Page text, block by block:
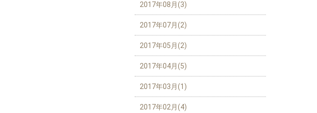
2017年08月(3)
2017年07月(2)
2017年05月(2)
2017年04月(5)
2017年03月(1)
2017年02月(4)